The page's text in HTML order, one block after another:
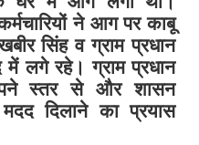
ने आग पर काबू
सिंह व ग्राम प्रधान
में लगे रहे। ग्राम प्रधान
स्तर से और शासन
दिलाने का प्रयास